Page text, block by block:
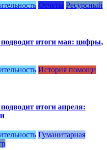
Отчеты Ресурсный
итоги мая: цифры,
История помощи
итоги апреля:
Гуманитарная